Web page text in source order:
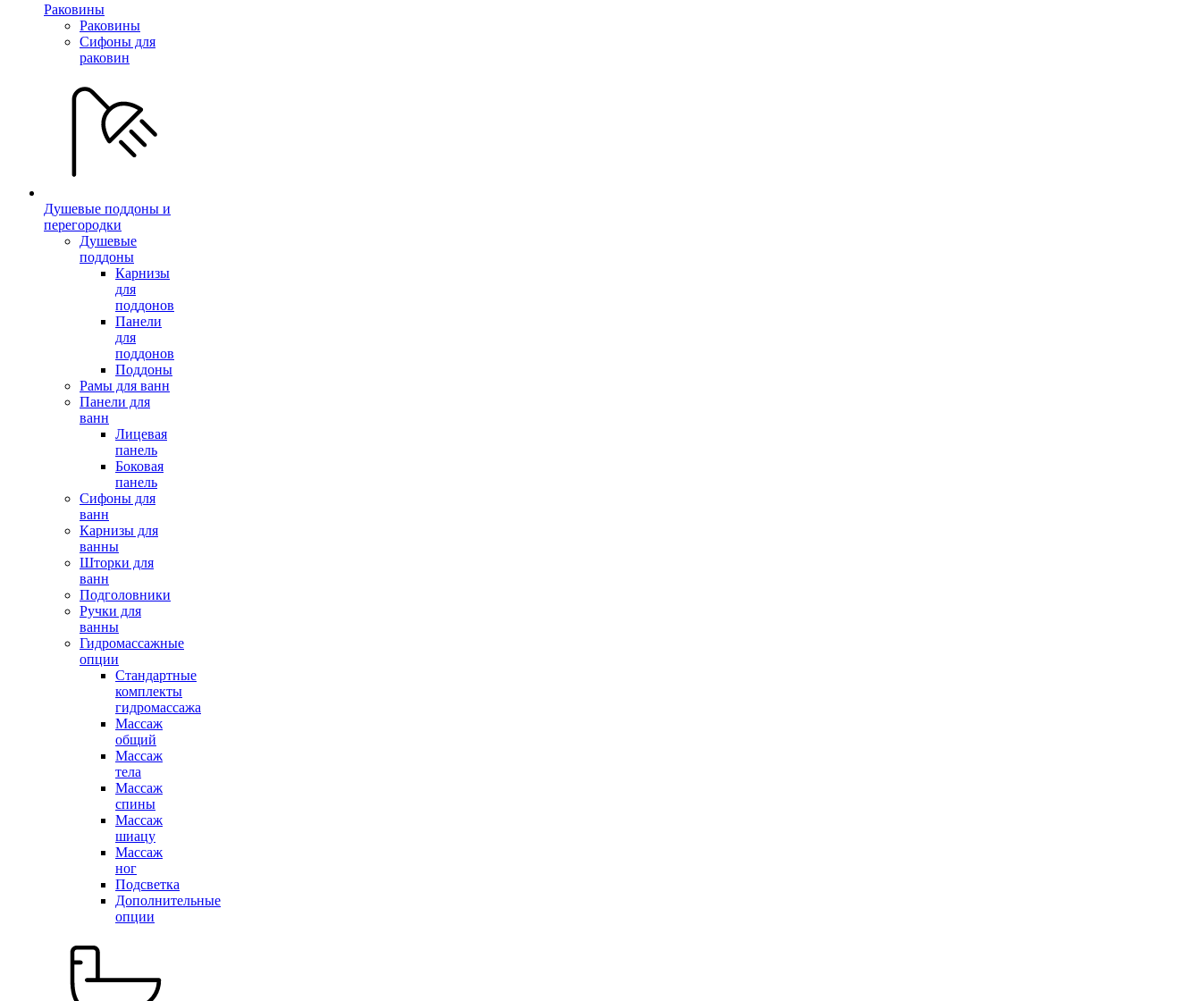
Раковины
Раковины
Сифоны для
раковин
Душевые поддоны и
перегородки
Душевые
поддоны
Карнизы
для
поддонов
Панели
для
поддонов
Поддоны
Рамы для ванн
Панели для
ванн
Лицевая
панель
Боковая
панель
Сифоны для
ванн
Карнизы для
ванны
Шторки для
ванн
Подголовники
Ручки для
ванны
Гидромассажные
опции
Стандартные
комплекты
гидромассажа
Массаж
общий
Массаж
тела
Массаж
спины
Массаж
шиацу
Массаж
ног
Подсветка
Дополнительные
опции